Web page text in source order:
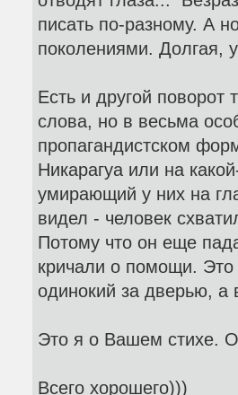
писать по-разному. А
поколениями. Долгая,
Есть и другой
слова, но в весьма
пропагандистском
Никарагуа или на
умирающий у них на
видел - человек
Потому что он еще
кричали о помощи. Это
одинокий за дверью, а
Это я о Вашем стихе.
Всего хорошего)))